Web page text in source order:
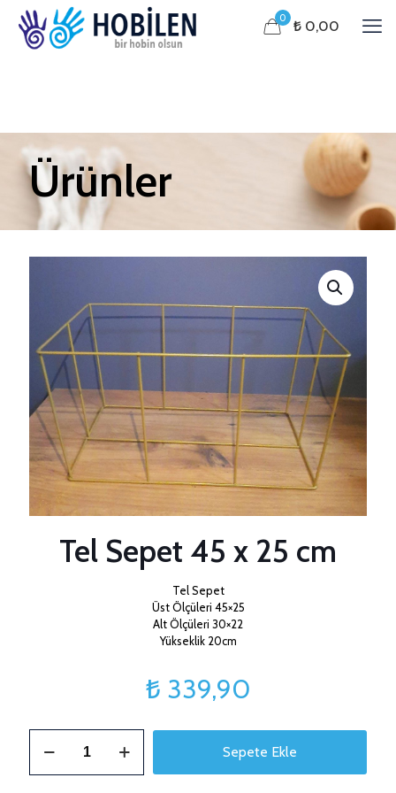
0 ₺ 0,00
Ürünler
Tel Sepet 45 x 25 cm
Tel Sepet
Üst Ölçüleri 45×25
Alt Ölçüleri 30×22
Yükseklik 20cm
₺ 339,90
Sepet
Sepete Ekle